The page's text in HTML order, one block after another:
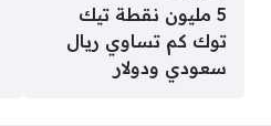
5 مليون نقطة تيك
توك كم تساوي ريال
سعودي ودولار